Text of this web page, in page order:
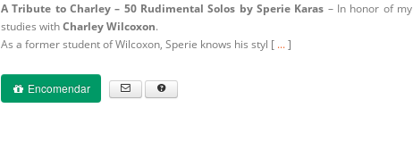
A Tribute to Charley – 50 Rudimental Solos by Sperie Karas – In honor of my
studies withCharley Wilcoxon.
As a former student of Wilcoxon, Sperie knows his styl [ ...]
Encomendar